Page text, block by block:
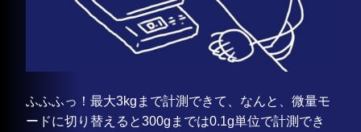
ふふふっ！最大3kgまで計測できて、なんと、微量モ
ードに切り替えると300gまでは0.1g単位で計測でき